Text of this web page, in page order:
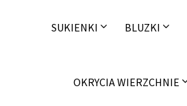
SUKIENKI BLUZKI
OKRYCIA WIERZCHNIE